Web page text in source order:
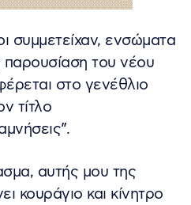
συμμετείχαν, ενσώματα
του νέου
στο γενέθλιο
τίτλο
αυτής μου της
κουράγιο και κίνητρο